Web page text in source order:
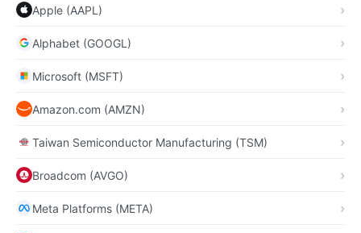
Apple (AAPL)
Alphabet (GOOGL)
Microsoft (MSFT)
Amazon.com (AMZN)
Taiwan Semiconductor Manufacturing (TSM)
Broadcom (AVGO)
Meta Platforms (META)